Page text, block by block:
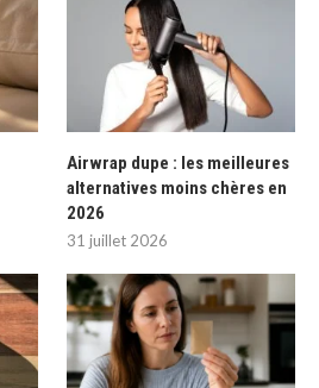
Airwrap dupe : les meilleures
alternatives moins chères en
2026
31 juillet 2026